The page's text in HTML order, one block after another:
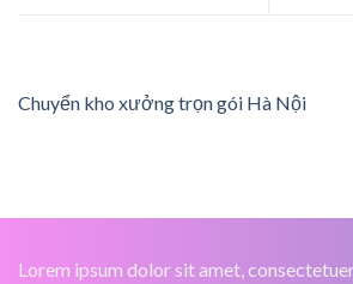
Chuyển kho xưởng trọn gói Hà Nội
Lorem ipsum dolor sit amet,